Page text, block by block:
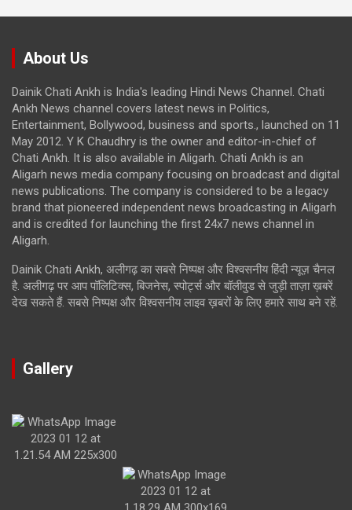
About Us
Dainik Chati Ankh is India's leading Hindi News Channel. Chati
Ankh News channel covers latest news in Politics,
Entertainment, Bollywood, business and sports., launched on 11
May 2012. Y K Chaudhry is the owner and editor-in-chief of
Chati Ankh. It is also available in Aligarh. Chati Ankh is an
Aligarh news media company focusing on broadcast and digital
news publications. The company is considered to be a legacy
brand that pioneered independent news broadcasting in Aligarh
and is credited for launching the first 24x7 news channel in
Aligarh.
Dainik Chati Ankh, अलीगढ़ का सबसे निष्पक्ष और विश्वसनीय हिंदी न्यूज़ चैनल
है. अलीगढ़ पर आप पॉलिटिक्स, बिजनेस, स्पोर्ट्स और बॉलीवुड से जुड़ी ताज़ा ख़बरें
देख सकते हैं. सबसे निष्पक्ष और विश्वसनीय लाइव ख़बरों के लिए हमारे साथ बने रहें.
Gallery